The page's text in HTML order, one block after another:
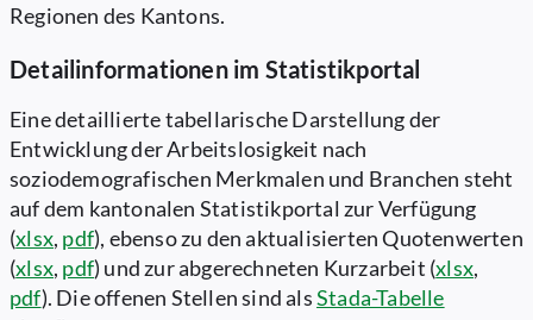
Regionen des Kantons.
Detailinformationen im Statistikportal
Eine detaillierte tabellarische Darstellung der
Entwicklung der Arbeitslosigkeit nach
soziodemografischen Merkmalen und Branchen steht
auf dem kantonalen Statistikportal zur Verfügung
(xlsx, pdf), ebenso zu den aktualisierten Quotenwerten
(xlsx, pdf) und zur abgerechneten Kurzarbeit (xlsx,
pdf). Die offenen Stellen sind alsStada-Tabelle